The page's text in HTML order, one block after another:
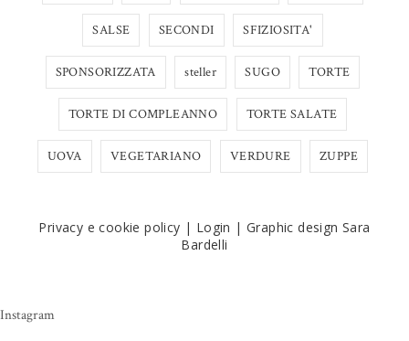
SALSE SECONDI SFIZIOSITA'
SPONSORIZZATA steller SUGO TORTE
TORTE DI COMPLEANNO TORTE SALATE
UOVA VEGETARIANO VERDURE ZUPPE
Privacy e cookie policy | Login | Graphic design Sara
Bardelli
Instagram